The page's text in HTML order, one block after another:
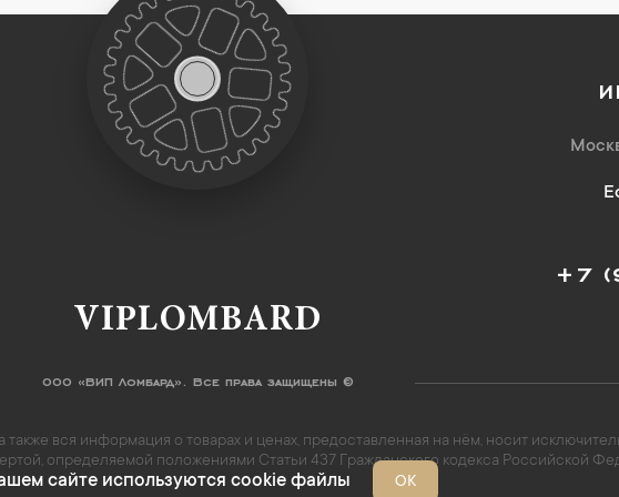
+7
VIPLOMBARD
ООО «ВИП Ломбард». Все права защищены ©
вся информация о товарах и ценах, предоставленная на нём, носит
определяемой положениями Статьи 437 Гражданского кодекса Российской
сайте используются cookie файлы ОК